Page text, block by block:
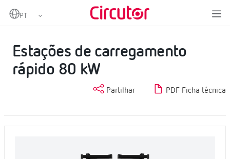
Home
Carregadores para veículos elétricos
Estações de carregamento
rápido 80 kW
Partilhar PDF Ficha técnica